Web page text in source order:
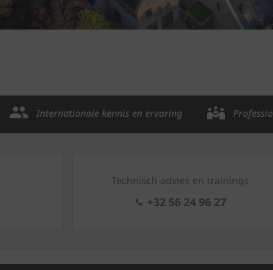
Internationale kennis en ervaring
Technisch advies en trainings
+32 56 24 96 27